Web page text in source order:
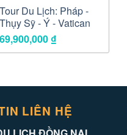
Tour Du Lịch: Pháp -
Thụy Sỹ - Ý - Vatican
69,900,000 ₫
LIÊN HỆ